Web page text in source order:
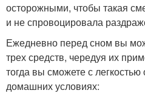
осторожными, чтобы такая
и не спровоцировала
Ежедневно перед сном вы
трех средств, чередуя их
тогда вы сможете с легкостью
домашних условиях: